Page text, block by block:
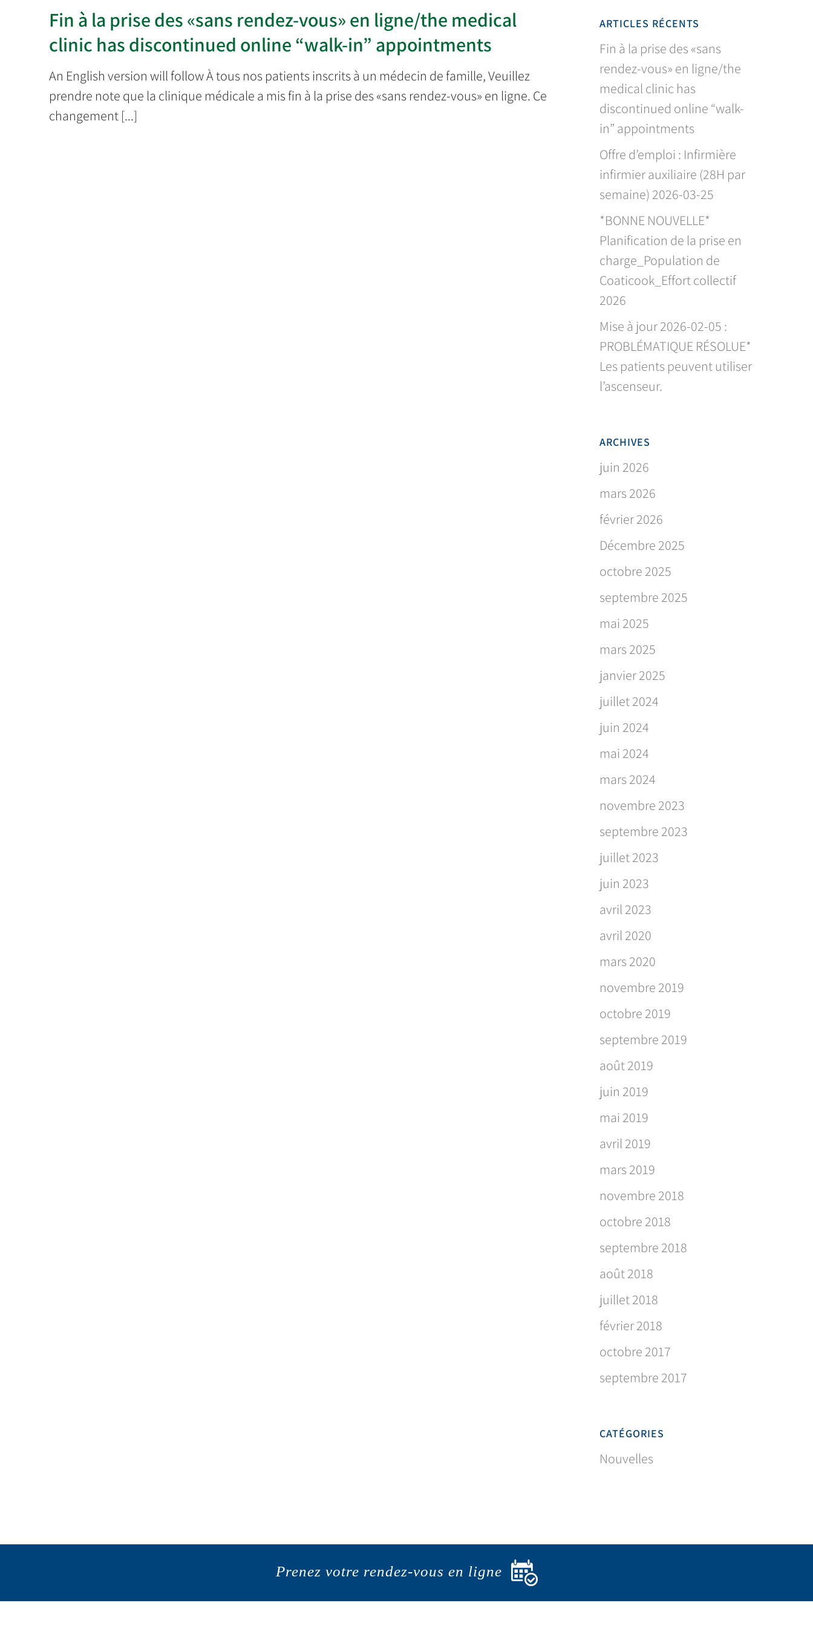
Fin à la prise des «sans rendez-vous» en ligne/the medical
clinic has discontinued online “walk-in” appointments
An English version will follow À tous nos patients inscrits à un médecin de famille, Veuillez
prendre note que la clinique médicale a mis fin à la prise des «sans rendez-vous» en ligne. Ce
changement [...]
ARTICLES RÉCENTS
Fin à la prise des «sans
rendez-vous» en ligne/the
medical clinic has
discontinued online “walk-
in” appointments
Offre d’emploi : Infirmière
infirmier auxiliaire (28H par
semaine) 2026-03-25
*BONNE NOUVELLE*
Planification de la prise en
charge_Population de
Coaticook_Effort collectif
2026
Mise à jour 2026-02-05 :
PROBLÉMATIQUE RÉSOLUE*
Les patients peuvent utiliser
l’ascenseur.
ARCHIVES
juin 2026
mars 2026
février 2026
Décembre 2025
octobre 2025
septembre 2025
mai 2025
mars 2025
janvier 2025
juillet 2024
juin 2024
mai 2024
mars 2024
novembre 2023
septembre 2023
juillet 2023
juin 2023
avril 2023
avril 2020
mars 2020
novembre 2019
octobre 2019
septembre 2019
août 2019
juin 2019
mai 2019
avril 2019
mars 2019
novembre 2018
octobre 2018
septembre 2018
août 2018
juillet 2018
février 2018
octobre 2017
septembre 2017
CATÉGORIES
Nouvelles
Prenez votre rendez-vous en ligne